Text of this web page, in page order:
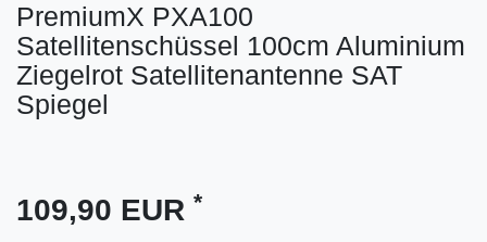
PremiumX PXA100
Satellitenschüssel 100cm Aluminium
Ziegelrot Satellitenantenne SAT
Spiegel
109,90 EUR *